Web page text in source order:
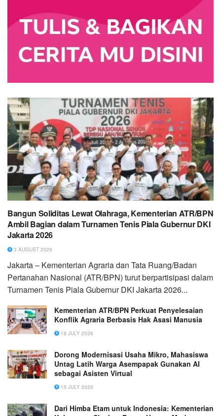
Bangun Soliditas Lewat Olahraga, Kementerian ATR/BPN
Ambil Bagian dalam Turnamen Tenis Piala Gubernur DKI
Jakarta 2026
3 AUGUST 2026
Jakarta – Kementerian Agraria dan Tata Ruang/Badan
Pertanahan Nasional (ATR/BPN) turut berpartisipasi dalam
Turnamen Tenis Piala Gubernur DKI Jakarta 2026...
Kementerian ATR/BPN Perkuat Penyelesaian
Konflik Agraria Berbasis Hak Asasi Manusia
18 JULY 2026
Dorong Modernisasi Usaha Mikro, Mahasiswa
Untag Latih Warga Asempapak Gunakan AI
sebagai Asisten Virtual
15 JULY 2026
Dari Himba Etam untuk Indonesia: Kementerian